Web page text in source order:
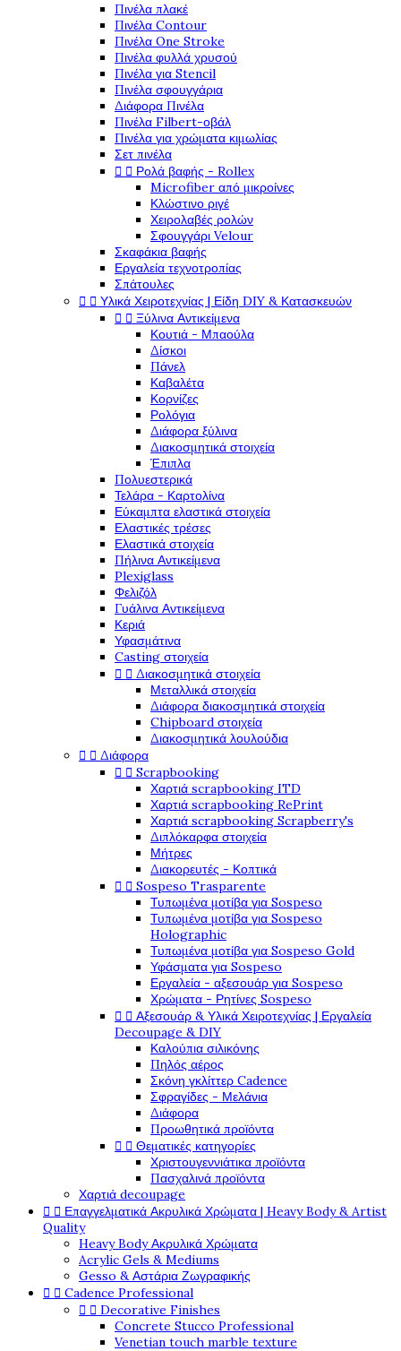
Πινέλα πλακέ
Πινέλα Contour
Πινέλα One Stroke
Πινέλα φυλλά χρυσού
Πινέλα για Stencil
Πινέλα σφουγγάρια
Διάφορα Πινέλα
Πινέλα Filbert-οβάλ
Πινέλα για χρώματα κιμωλίας
Σετ πινέλα
  Ρολά βαφής - Rollex
Microfiber από μικροίνες
Κλώστινο ριγέ
Χειρολαβές ρολών
Σφουγγάρι Velour
Σκαφάκια βαφής
Εργαλεία τεχνοτροπίας
Σπάτουλες
  Υλικά Χειροτεχνίας | Είδη DIY & Κατασκευών
  Ξύλινα Αντικείμενα
Κουτιά - Μπαούλα
Δίσκοι
Πάνελ
Καβαλέτα
Κορνίζες
Ρολόγια
Διάφορα ξύλινα
Διακοσμητικά στοιχεία
Έπιπλα
Πολυεστερικά
Τελάρα - Καρτολίνα
Εύκαμπτα ελαστικά στοιχεία
Ελαστικές τρέσες
Ελαστικά στοιχεία
Πήλινα Αντικείμενα
Plexiglass
Φελιζόλ
Γυάλινα Αντικείμενα
Κεριά
Υφασμάτινα
Casting στοιχεία
  Διακοσμητικά στοιχεία
Μεταλλικά στοιχεία
Διάφορα διακοσμητικά στοιχεία
Chipboard στοιχεία
Διακοσμητικά λουλούδια
  Διάφορα
  Scrapbooking
Χαρτιά scrapbooking ITD
Χαρτιά scrapbooking RePrint
Χαρτιά scrapbooking Scrapberry's
Διπλόκαρφα στοιχεία
Μήτρες
Διακορευτές - Κοπτικά
  Sospeso Trasparente
Τυπωμένα μοτίβα για Sospeso
Τυπωμένα μοτίβα για Sospeso
Holographic
Τυπωμένα μοτίβα για Sospeso Gold
Υφάσματα για Sospeso
Εργαλεία - αξεσουάρ για Sospeso
Χρώματα - Ρητίνες Sospeso
  Αξεσουάρ & Υλικά Χειροτεχνίας | Εργαλεία
Decoupage & DIY
Καλούπια σιλικόνης
Πηλός αέρος
Σκόνη γκλίττερ Cadence
Σφραγίδες - Μελάνια
Διάφορα
Προωθητικά προϊόντα
  Θεματικές κατηγορίες
Χριστουγεννιάτικα προϊόντα
Πασχαλινά προϊόντα
Χαρτιά decoupage
  Επαγγελματικά Ακρυλικά Χρώματα | Heavy Body & Artist
Quality
Heavy Body Ακρυλικά Χρώματα
Acrylic Gels & Mediums
Gesso & Αστάρια Ζωγραφικής
  Cadence Professional
  Decorative Finishes
Concrete Stucco Professional
Venetian touch marble texture